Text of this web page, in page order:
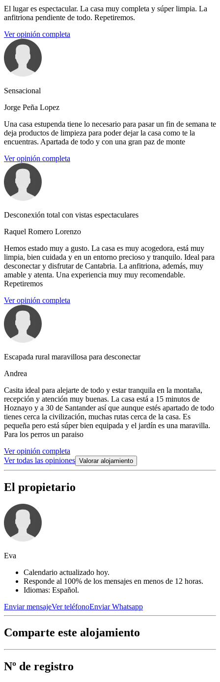
El lugar es espectacular. La casa muy completa y súper limpia. La
anfitriona pendiente de todo. Repetiremos.
Ver opinión completa
Sensacional
Jorge Peña Lopez
Una casa estupenda tiene lo necesario para pasar un fin de semana te
deja productos de limpieza para poder dejar la casa como te la
encuentras. Apartada de todo y con una gran paz de monte
Ver opinión completa
Desconexión total con vistas espectaculares
Raquel Romero Lorenzo
Hemos estado muy a gusto. La casa es muy acogedora, está muy
limpia, bien cuidada y en un entorno precioso y tranquilo. Ideal para
desconectar y disfrutar de Cantabria. La anfitriona, además, muy
amable y atenta. Una experiencia muy muy recomendable.
Repetiremos
Ver opinión completa
Escapada rural maravillosa para desconectar
Andrea
Casita ideal para alejarte de todo y estar tranquila en la montaña,
recepción y atención muy buenas. La casa está a 15 minutos de
Hoznayo y a 30 de Santander así que aunque estés apartado de todo
tienes cerca la civilización, muchas rutas cerca de la casa. Es
pequeña pero está súper bien equipada y el jardín es una maravilla.
Para los perros un paraiso
Ver opinión completa
Ver todas las opiniones Valorar alojamiento
El propietario
Eva
Calendario actualizado hoy.
Responde al 100% de los mensajes en menos de 12 horas.
Idiomas: Español.
Enviar mensajeVer teléfonoEnviar Whatsapp
Comparte este alojamiento
Nº de registro